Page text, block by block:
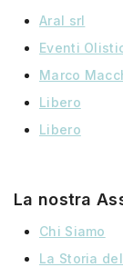
Aral srl
Eventi
Marco
Libero
Libero
La nostra
Chi Siamo
La Storia del